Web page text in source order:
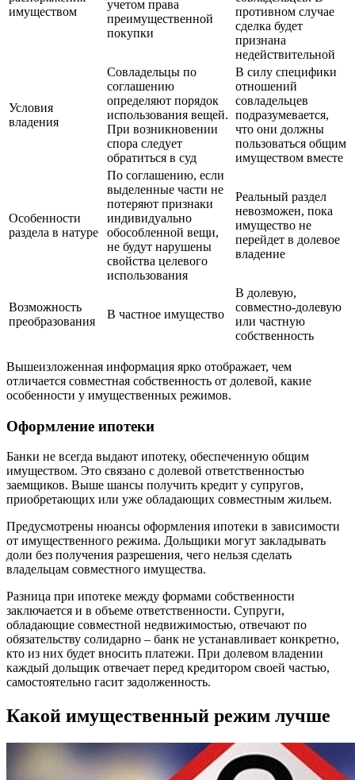
имуществом
учетом права
преимущественной
покупки
противном случае
сделка будет
признана
недействительной
Условия
владения
Совладельцы по
соглашению
определяют порядок
использования вещей.
При возникновении
спора следует
обратиться в суд
В силу специфики
отношений
совладельцев
подразумевается,
что они должны
пользоваться общим
имуществом вместе
Особенности
раздела в натуре
По соглашению, если
выделенные части не
потеряют признаки
индивидуально
обособленной вещи,
не будут нарушены
свойства целевого
использования
Реальный раздел
невозможен, пока
имущество не
перейдет в долевое
владение
Возможность
преобразования
В частное имущество
В долевую,
совместно-долевую
или частную
собственность
Вышеизложенная информация ярко отображает, чем
отличается совместная собственность от долевой, какие
особенности у имущественных режимов.
Оформление ипотеки
Банки не всегда выдают ипотеку, обеспеченную общим
имуществом. Это связано с долевой ответственностью
заемщиков. Выше шансы получить кредит у супругов,
приобретающих или уже обладающих совместным жильем.
Предусмотрены нюансы оформления ипотеки в зависимости
от имущественного режима. Дольщики могут закладывать
доли без получения разрешения, чего нельзя сделать
владельцам совместного имущества.
Разница при ипотеке между формами собственности
заключается и в объеме ответственности. Супруги,
обладающие совместной недвижимостью, отвечают по
обязательству солидарно – банк не устанавливает конкретно,
кто из них будет вносить платежи. При долевом владении
каждый дольщик отвечает перед кредитором своей частью,
самостоятельно гасит задолженность.
Какой имущественный режим лучше